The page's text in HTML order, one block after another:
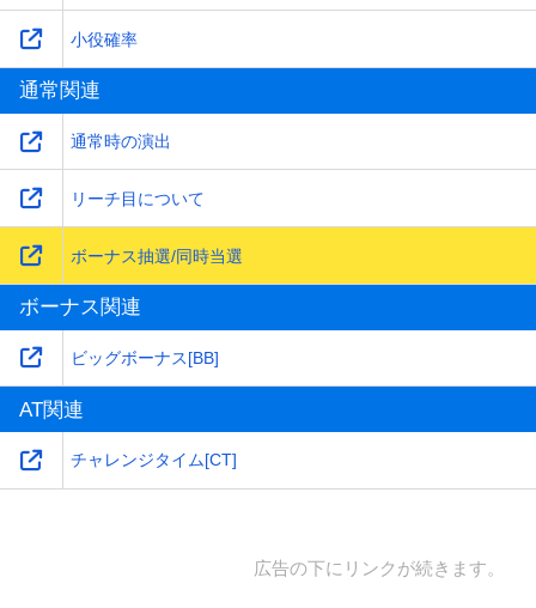
小役確率
通常関連
通常時の演出
リーチ目について
ボーナス抽選/同時当選
ボーナス関連
ビッグボーナス[BB]
AT関連
チャレンジタイム[CT]
広告の下にリンクが続きます。